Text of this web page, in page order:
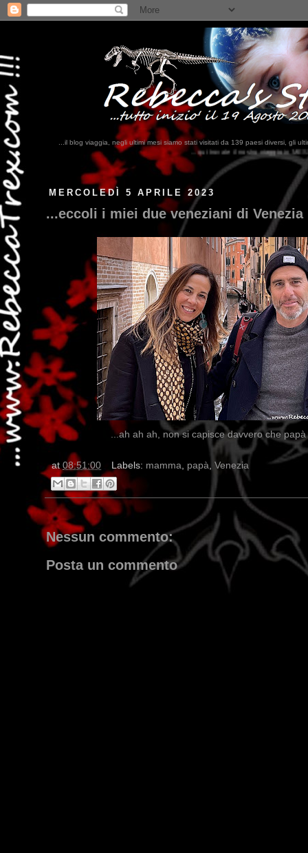
...il blog viaggia, negli ultimi mesi siamo stati visitati da 139 paesi diversi, gli
...qui trovate il nostro viaggio in MESSICO 2023...clikka qui !!!
MERCOLEDÌ 5 APRILE 2023
...eccoli i miei due veneziani di Venezia
...ah ah ah, non si capisce davvero che
at08:51:00 Labels: mamma, papà, Venezia
Nessun commento:
Posta un commento